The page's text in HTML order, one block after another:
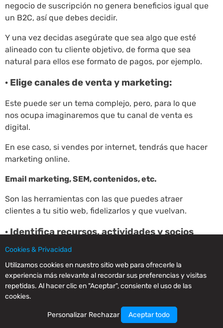
negocio de suscripción no genera beneficios igual que
un B2C, así que debes decidir.
Y una vez decidas asegúrate que sea algo que esté
alineado con tu cliente objetivo, de forma que sea
natural para ellos ese formato de pagos, por ejemplo.
· Elige canales de venta y marketing:
Este puede ser un tema complejo, pero, para lo que
nos ocupa imaginaremos que tu canal de venta es
digital.
En ese caso, si vendes por internet, tendrás que hacer
marketing online.
Email marketing, SEM, contenidos, etc.
Son las herramientas con las que puedes atraer
clientes a tu sitio web, fidelizarlos y que vuelvan.
· Identifica recursos, actividades y socios
Estos son otros temas que se alejan un poco de lo que
sería un artículo introductorio en internet.
En forma muy resumida sería pensar en qué necesitas
Cookies & Privacidad
Utilizamos cookies en nuestro sitio web para ofrecerle la
experiencia más relevante al recordar sus preferencias y visitas
repetidas. Al hacer clic en "Aceptar", consiente el uso de las
cookies.
Personalizar Rechazar Aceptar todo